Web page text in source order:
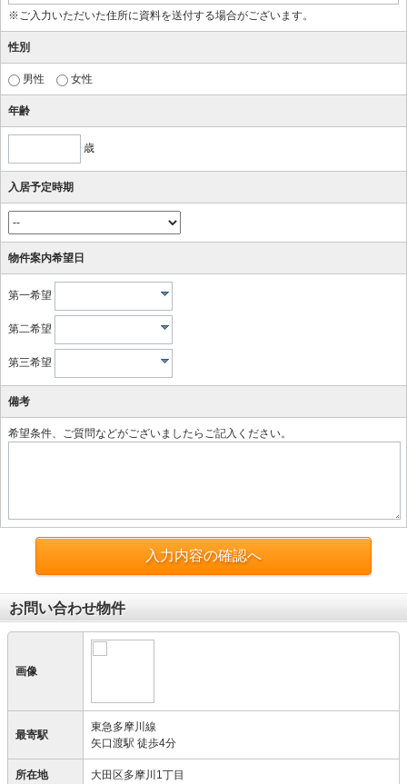
※ご入力いただいた住所に資料を送付する場合がございます。
性別
男性 女性
年齢
歳
入居予定時期
物件案内希望日
第一希望
第二希望
第三希望
備考
希望条件、ご質問などがございましたらご記入ください。
入力内容の確認へ
お問い合わせ物件
画像
最寄駅
東急多摩川線
矢口渡駅 徒歩4分
所在地 大田区多摩川1丁目